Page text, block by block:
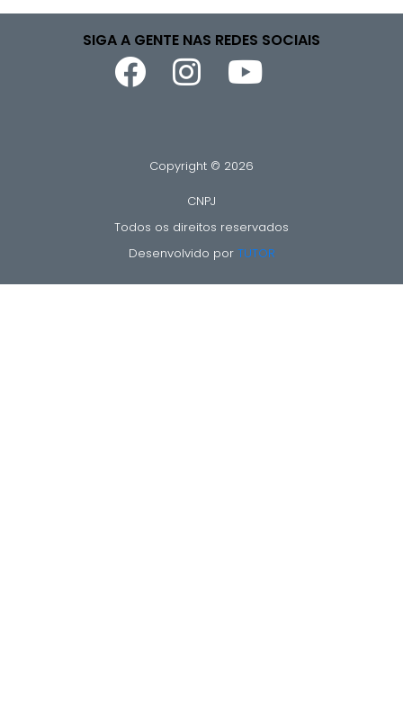
SIGA A GENTE NAS REDES SOCIAIS
Copyright © 2026
CNPJ
Todos os direitos reservados
Desenvolvido por TUTOR